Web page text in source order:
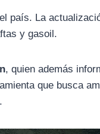
país. La
y gasoil.
, quien además
que busca